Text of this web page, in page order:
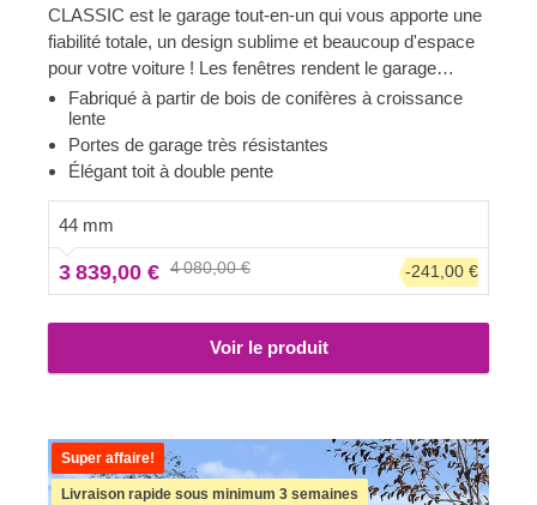
CLASSIC est le garage tout-en-un qui vous apporte une
fiabilité totale, un design sublime et beaucoup d'espace
pour votre voiture ! Les fenêtres rendent le garage
lumineux et accueillant, et la construction robuste
assure la sécurité de votre voiture. Préparez-vous à
faire moins d'allers-retours à la station de lavage et à
être fier de montrer votre toute nouvelle construction en
bois à vos invités. CLASSIC est un petit bijou qui
apporte de grands avantages !
Fabriqué à partir de bois de conifères à croissance
lente
Portes de garage très résistantes
Élégant toit à double pente
44 mm
3 839,00 € 4 080,00 € -241,00 €
Voir le produit
Super affaire!
Livraison rapide sous minimum 3 semaines